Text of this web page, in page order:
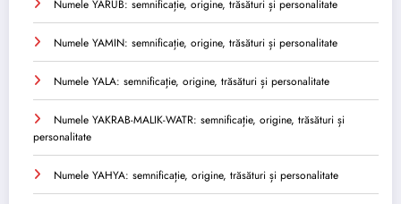
Numele YARUB: semnificație, origine, trăsături și personalitate
Numele YAMIN: semnificație, origine, trăsături și personalitate
Numele YALA: semnificație, origine, trăsături și personalitate
Numele YAKRAB-MALIK-WATR: semnificație, origine, trăsături și
personalitate
Numele YAHYA: semnificație, origine, trăsături și personalitate